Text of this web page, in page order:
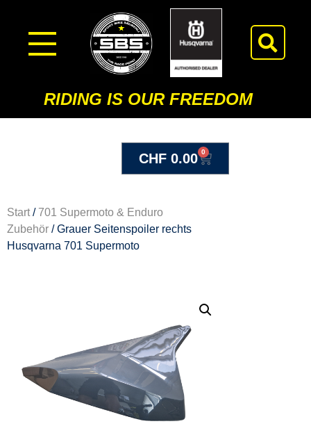
RIDING IS OUR FREEDOM
CHF 0.00 0
Start / 701 Supermoto & Enduro
Zubehör / Grauer Seitenspoiler rechts
Husqvarna 701 Supermoto